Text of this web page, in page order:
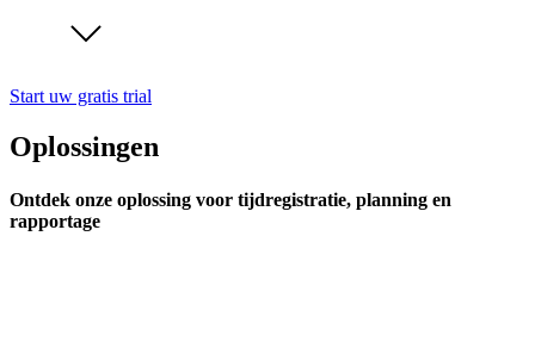
Start uw gratis trial
Oplossingen
Ontdek onze oplossing voor tijdregistratie, planning en
rapportage